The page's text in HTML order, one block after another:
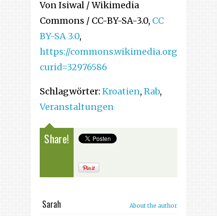
Von Isiwal / Wikimedia
Commons / CC-BY-SA-3.0, CC
BY-SA 3.0,
https://commons.wikimedia.org/w/
curid=32976586
Schlagwörter: Kroatien, Rab,
Veranstaltungen
Share!
Sarah About the author